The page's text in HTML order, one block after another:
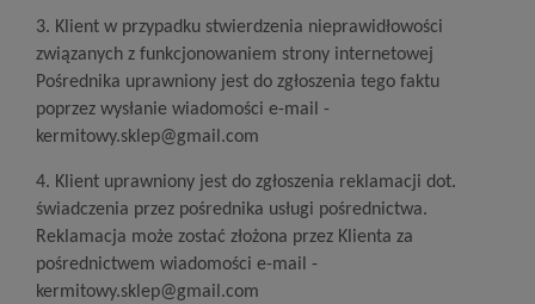
3. Klient w przypadku stwierdzenia nieprawidłowości
związanych z funkcjonowaniem strony internetowej
Pośrednika uprawniony jest do zgłoszenia tego faktu
poprzez wysłanie wiadomości e-mail -
kermitowy.sklep@gmail.com
4. Klient uprawniony jest do zgłoszenia reklamacji dot.
świadczenia przez pośrednika usługi pośrednictwa.
Reklamacja może zostać złożona przez Klienta za
pośrednictwem wiadomości e-mail -
kermitowy.sklep@gmail.com